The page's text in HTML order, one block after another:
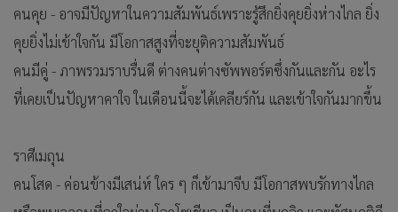
คนคุย - อาจมีปัญหาในความสัมพันธ์เพราะรู้สึกยิ่งคุยยิ่งห่างไกล ยิ่ง
คุยยิ่งไม่เข้าใจกัน มีโอกาสสูงที่จะยุติความสัมพันธ์
คนมีคู่ - ภาพรวมราบรื่นดี ต่างคนต่างซัพพอร์ตซึ่งกันและกัน อะไร
ที่เคยเป็นปัญหาคาใจ ในเดือนนี้จะได้เคลียร์กัน และเข้าใจกันมากขึ้น
ราศีเมถุน
คนโสด - ค่อนข้างมีเสน่ห์ ใคร ๆ ก็เข้ามาจีบ มีโอกาสพบรักทางไกล